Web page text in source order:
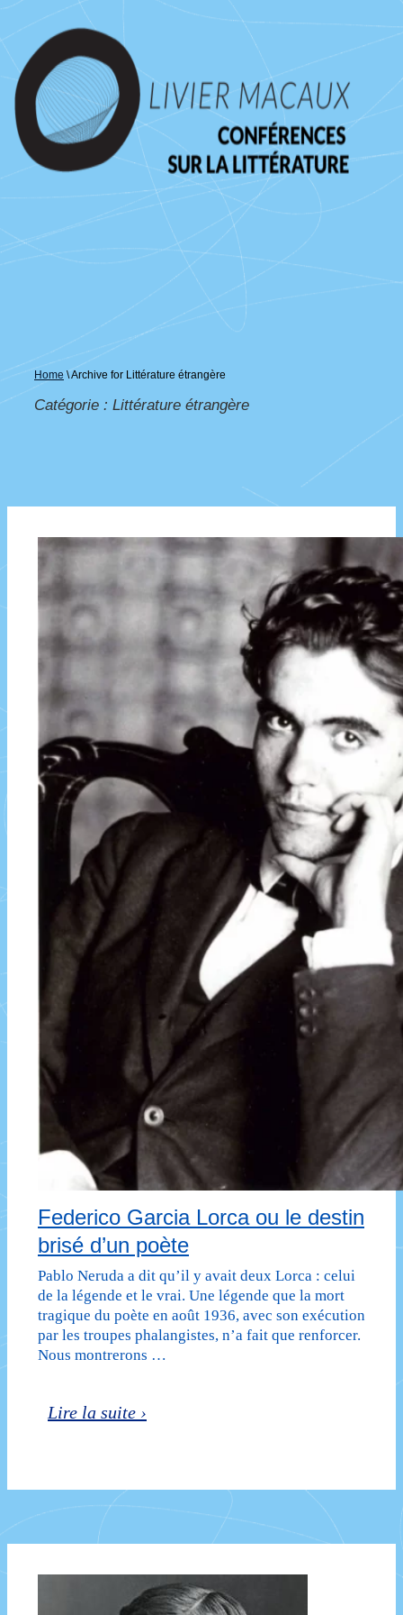
passer
au
contenu
principal
Home \Archive for Littérature étrangère
Catégorie : Littérature étrangère
Federico Garcia Lorca ou le destin
brisé d’un poète
Pablo Neruda a dit qu’il y avait deux Lorca : celui
de la légende et le vrai. Une légende que la mort
tragique du poète en août 1936, avec son exécution
par les troupes phalangistes, n’a fait que renforcer.
Nous montrerons …
Federico
ou
le
destin
Lire la suite ›